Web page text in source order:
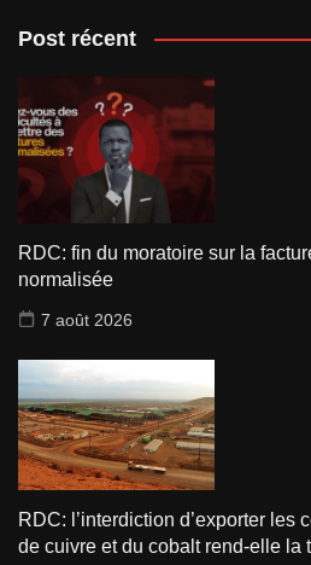
Post récent
RDC: fin du moratoire sur la
normalisée
7 août 2026
RDC: l’interdiction d’exporter les
de cuivre et du cobalt rend-elle la